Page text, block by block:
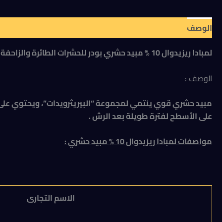
الوصف
لمبادا ريزيدوال 10 % مبيد حشري بودر للحشرات الطائرة والزاحفة كيس 100جرام .
الوصف :
على الأسطح لفترة طويلة بعد الرش .
مواصفاتلمبادا ريزيدوال 10 % مبيد حشري :
الاسم التجارى